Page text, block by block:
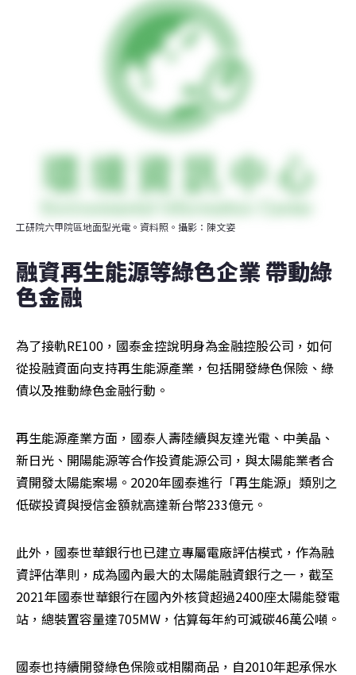
工研院六甲院區地面型光電。資料照。攝影：陳文姿
融資再生能源等綠色企業 帶動綠
色金融
為了接軌RE100，國泰金控說明身為金融控股公司，如何
從投融資面向支持再生能源產業，包括開發綠色保險、綠
債以及推動綠色金融行動。
再生能源產業方面，國泰人壽陸續與友達光電、中美晶、
新日光、開陽能源等合作投資能源公司，與太陽能業者合
資開發太陽能案場。2020年國泰進行「再生能源」類別之
低碳投資與授信金額就高達新台幣233億元。
此外，國泰世華銀行也已建立專屬電廠評估模式，作為融
資評估準則，成為國內最大的太陽能融資銀行之一，截至
2021年國泰世華銀行在國內外核貸超過2400座太陽能發電
站，總裝置容量達705MW，估算每年約可減碳46萬公噸。
國泰也持續開發綠色保險或相關商品，自2010年起承保水